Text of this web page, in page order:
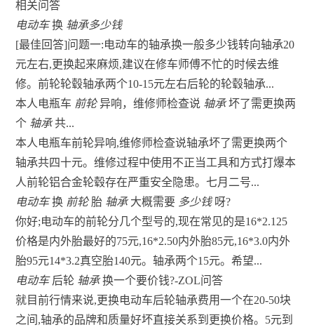
相关问答
电动车换 轴承多少钱
[最佳回答]问题一:电动车的轴承换一般多少钱转向轴承20
元左右,更换起来麻烦,建议在修车师傅不忙的时候去维
修。前轮轮毂轴承两个10-15元左右后轮的轮毂轴承...
本人电瓶车 前轮异响，维修师检查说 轴承坏了需更换两
个 轴承共...
本人电瓶车前轮异响,维修师检查说轴承坏了需更换两个
轴承共四十元。维修过程中使用不正当工具和方式打爆本
人前轮铝合金轮毂存在严重安全隐患。七月二号...
电动车换 前轮 胎 轴承 大概需要 多少钱 呀?
你好;电动车的前轮分几个型号的,现在常见的是16*2.125
价格是内外胎最好的75元,16*2.50内外胎85元,16*3.0内外
胎95元14*3.2真空胎140元。轴承两个15元。希望...
电动车后轮 轴承换一个要价钱?-ZOL问答
就目前行情来说,更换电动车后轮轴承费用一个在20-50块
之间,轴承的品牌和质量好坏直接关系到更换价格。5元到